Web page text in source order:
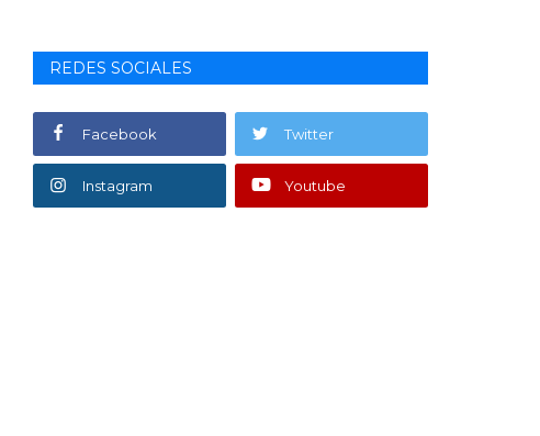
REDES SOCIALES
Facebook Twitter
Instagram Youtube